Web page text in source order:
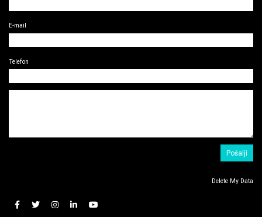
E-mail
Telefon
Delete My Data